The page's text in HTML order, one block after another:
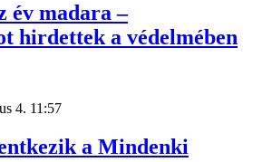
év madara –
hirdettek a védelmében
4. 11:57
a Mindenki